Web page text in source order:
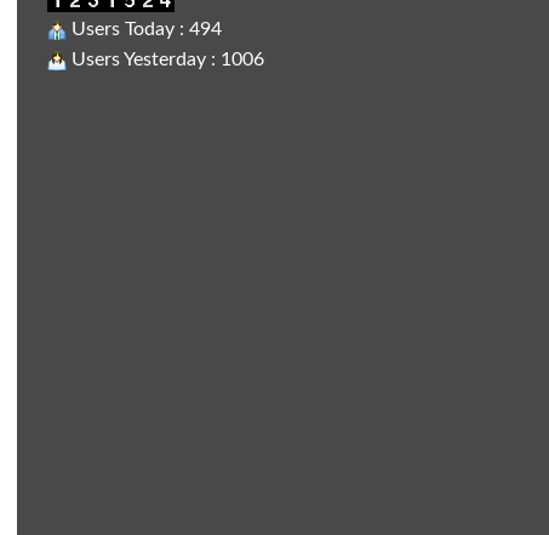
Users Today : 494
Users Yesterday : 1006